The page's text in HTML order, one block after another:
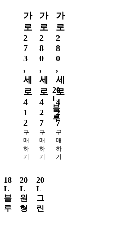
가
로
2
7
3
,
세
로
4
1
2
구
매
하
기
18
L
블
루
가
로
2
8
0
,
세
로
4
2
7
구
매
하
기
20
L
원
형
가
로
2
8
0
,
세
로
4
2
7
구
매
하
기
20
L
그
린
20
L
블
루